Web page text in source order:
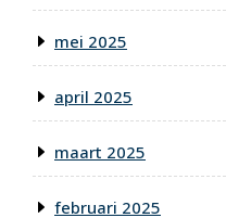
mei 2025
april 2025
maart 2025
februari 2025